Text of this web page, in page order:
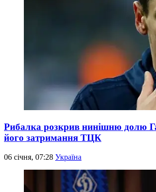
Рибалка розкрив нинішню долю
його затримання ТЦК
06 січня, 07:28 Україна